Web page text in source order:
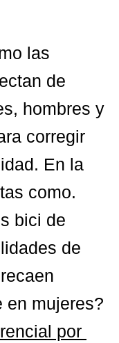
las
de
hombres y
corregir
En la
como.
bici de
de
por